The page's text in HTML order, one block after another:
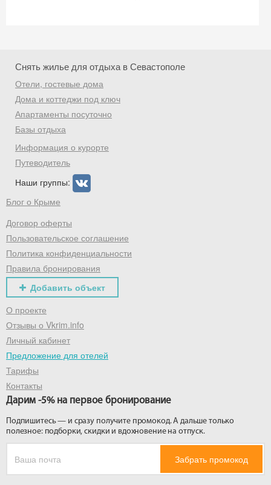
Снять жилье для отдыха в Севастополе
Отели, гостевые дома
Дома и коттеджи под ключ
Апартаменты посуточно
Базы отдыха
Информация о курорте
Путеводитель
Наши группы:
Блог о Крыме
Договор оферты
Пользовательское соглашение
Политика конфиденциальности
Правила бронирования
Добавить объект
О проекте
Отзывы о Vkrim.info
Личный кабинет
Предложение для отелей
Тарифы
Контакты
Дарим -5% на первое бронирование
Подпишитесь — и сразу получите промокод. А дальше только
полезное: подборки, скидки и вдохновение на отпуск.
Забрать промокод